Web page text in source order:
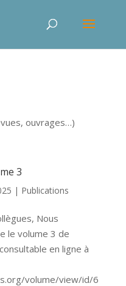
ouvrages…)
3
| Publications
Nous
le volume 3 de
en ligne à
volume/view/id/6